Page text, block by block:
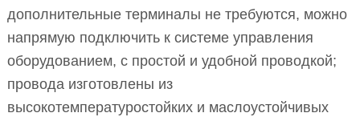
дополнительные терминалы не требуются, можно
напрямую подключить к системе управления
оборудованием, с простой и удобной проводкой;
провода изготовлены из
высокотемпературостойких и маслоустойчивых